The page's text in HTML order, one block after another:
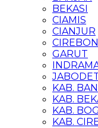
BEKASI
CIAMIS
CIANJUR
CIREBON
GARUT
KAB.
KAB.
KAB.
KAB.